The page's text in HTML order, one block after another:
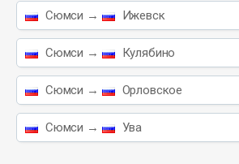
Сюмси → Ижевск
Сюмси → Кулябино
Сюмси → Орловское
Сюмси → Ува